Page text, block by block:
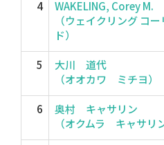
4
WAKELING, Corey M.
（ウェイクリング コ
ド）
5
大川 道代
（オオカワ ミチヨ）
6
奥村 キャサリン
（オクムラ キャサリン